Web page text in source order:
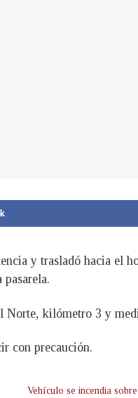
y trasladó hacia
Norte, kilómetro 3 y
con precaución.
Vehículo se incendia